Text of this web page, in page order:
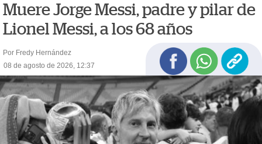
Muere Jorge Messi, padre y pilar de
Lionel Messi, a los 68 años
Por Fredy Hernández
08 de agosto de 2026, 12:37